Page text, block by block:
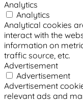
Analytics
Analytics
Analytical cookies
interact with the
information on
traffic source, etc.
Advertisement
Advertisement
Advertisement
relevant ads and